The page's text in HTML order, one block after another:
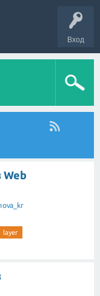
Вход
Web
layer